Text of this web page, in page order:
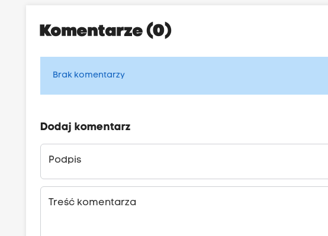
Komentarze (0)
Brak komentarzy
Dodaj komentarz
Podpis
Treść komentarza